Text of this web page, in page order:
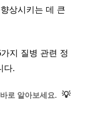
상시키는 데 큰
지 질병 관련 정
다.
로 알아보세요. 💡